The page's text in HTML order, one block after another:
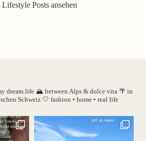
Posts ansehen
dream life 🏔️ between Alps & dolce vita 🌴 in
Schweiz 🤍 fashion • home • real life